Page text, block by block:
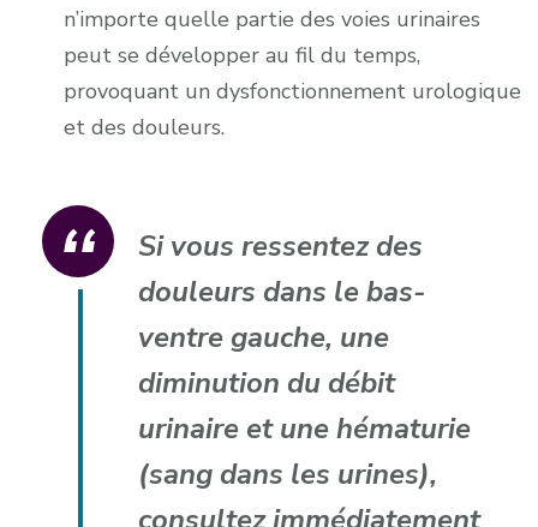
n’importe quelle partie des voies urinaires
peut se développer au fil du temps,
provoquant un dysfonctionnement urologique
et des douleurs.
Si vous ressentez des
douleurs dans le bas-
ventre gauche, une
diminution du débit
urinaire et une hématurie
(sang dans les urines),